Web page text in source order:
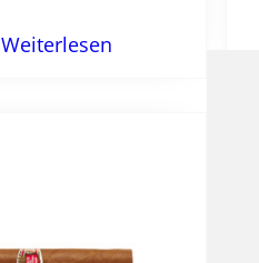
Weiterlesen